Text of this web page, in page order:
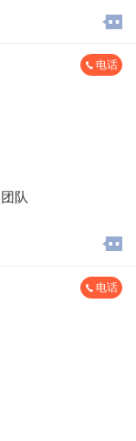
目，会手写台
能适应常规上下
快速上手表格录
电话
队
电话